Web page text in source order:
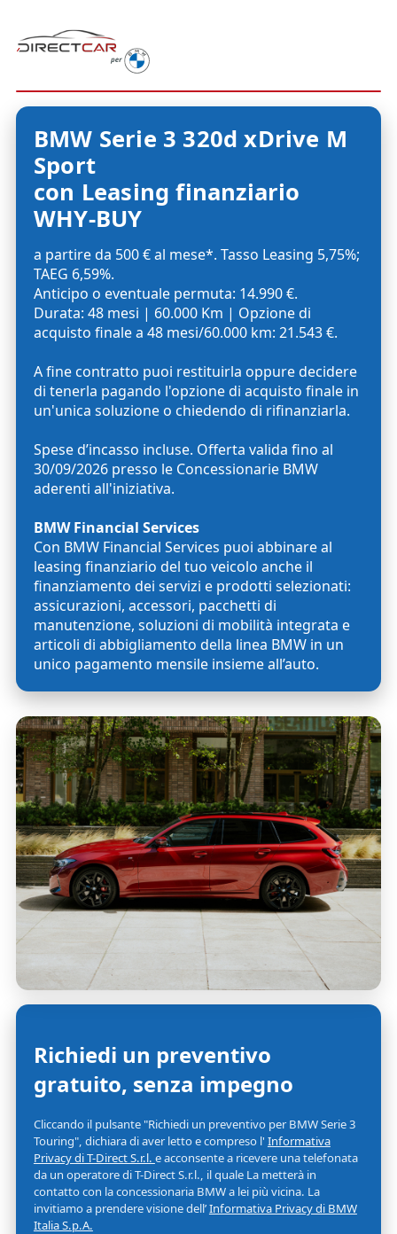
BMW Serie 3 320d xDrive M
Sport
con Leasing finanziario
WHY-BUY
a partire da 500 € al mese*. Tasso Leasing 5,75%;
TAEG 6,59%.
Anticipo o eventuale permuta: 14.990 €.
Durata: 48 mesi | 60.000 Km | Opzione di
acquisto finale a 48 mesi/60.000 km: 21.543 €.
A fine contratto puoi restituirla oppure decidere
di tenerla pagando l'opzione di acquisto finale in
un'unica soluzione o chiedendo di rifinanziarla.
Spese d’incasso incluse. Offerta valida fino al
30/09/2026 presso le Concessionarie BMW
aderenti all'iniziativa.
BMW Financial Services
Con BMW Financial Services puoi abbinare al
leasing finanziario del tuo veicolo anche il
finanziamento dei servizi e prodotti selezionati:
assicurazioni, accessori, pacchetti di
manutenzione, soluzioni di mobilità integrata e
articoli di abbigliamento della linea BMW in un
unico pagamento mensile insieme all’auto.
Richiedi un preventivo
gratuito, senza impegno
Cliccando il pulsante "Richiedi un preventivo per BMW Serie 3
Touring", dichiara di aver letto e compreso l' Informativa
Privacy di T-Direct S.r.l. e acconsente a ricevere una telefonata
da un operatore di T-Direct S.r.l., il quale La metterà in
contatto con la concessionaria BMW a lei più vicina. La
invitiamo a prendere visione dell’Informativa Privacy di BMW
Italia S.p.A.